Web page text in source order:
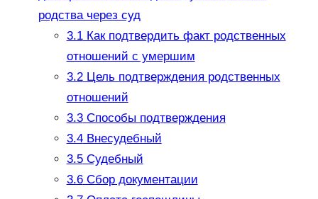
родства через суд
3.1Как подтвердить факт родственных
отношений с умершим
3.2Цель подтверждения родственных
отношений
3.3Способы подтверждения
3.4Внесудебный
3.5Судебный
3.6Сбор документации